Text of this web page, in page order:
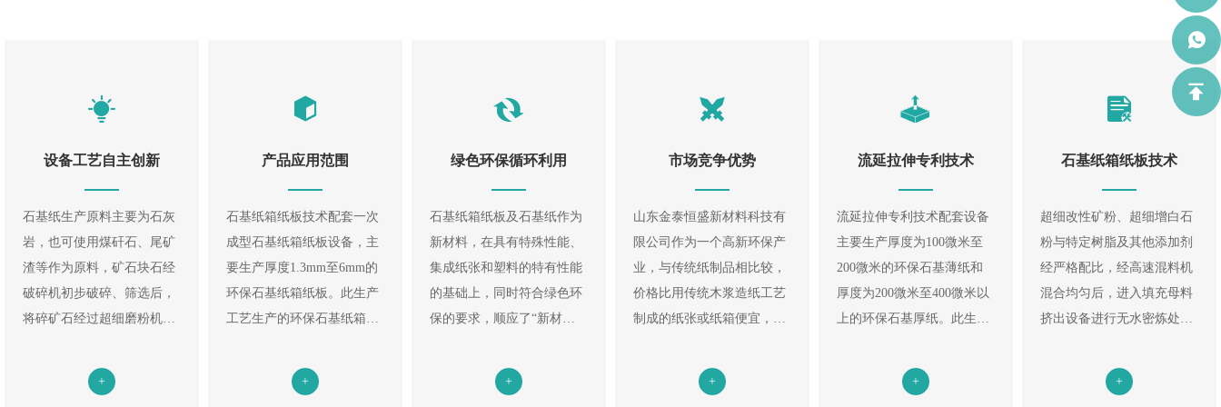
设备工艺自主创新
石基纸生产原料主要为石灰
岩，也可使用煤矸石、尾矿
渣等作为原料，矿石块石经
破碎机初步破碎、筛选后，
将碎矿石经过超细磨粉机进
改性矿粉，作为石基纸生产
的主要原料；石灰岩经煅烧
+
产品应用范围
石基纸箱纸板技术配套一次
成型石基纸箱纸板设备，主
要生产厚度1.3mm至6mm的
环保石基纸箱纸板。此生产
工艺生产的环保石基纸箱纸
并且一体成型，其工艺简
单、成本低、效率高，适用
+
绿色环保循环利用
石基纸箱纸板及石基纸作为
新材料，在具有特殊性能、
集成纸张和塑料的特有性能
的基础上，同时符合绿色环
保的要求，顺应了“新材
“节能”这一人类的发展趋势
和主题，使得石基纸有了强
+
市场竞争优势
山东金泰恒盛新材料科技有
限公司作为一个高新环保产
业，与传统纸制品相比较，
价格比用传统木浆造纸工艺
制成的纸张或纸箱便宜，石
代传统木浆纸等植物纤维纸
张；石基造纸石粉占比达到
+
流延拉伸专利技术
流延拉伸专利技术配套设备
主要生产厚度为100微米至
200微米的环保石基薄纸和
厚度为200微米至400微米以
上的环保石基厚纸。此生产
强度好。主要用铜版纸、标
签、卡片、纸箱、纸盒、手
+
石基纸箱纸板技术
超细改性矿粉、超细增白石
粉与特定树脂及其他添加剂
经严格配比，经高速混料机
混合均匀后，进入填充母料
挤出设备进行无水密炼处
母粒。各类填充母粒经配比
后通过流延拉伸设备、三层
+